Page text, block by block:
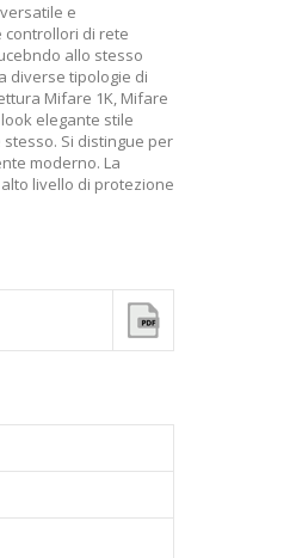
e
controllori di rete
allo stesso
diverse tipologie di
Mifare 1K, Mifare
look elegante stile
Si distingue per
moderno. La
livello di protezione